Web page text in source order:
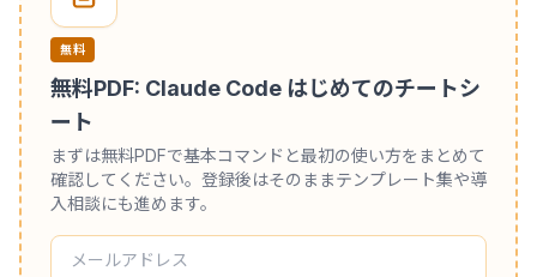
無料
無料PDF: Claude Code はじめてのチートシ
ート
まずは無料PDFで基本コマンドと最初の使い方をまとめて
確認してください。登録後はそのままテンプレート集や導
入相談にも進めます。